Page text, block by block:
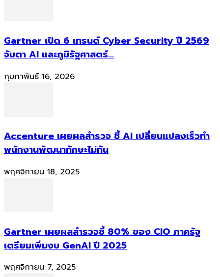
Gartner เปิด 6 เทรนด์ Cyber Security ปี 2569
จับตา AI และภูมิรัฐศาสตร์...
กุมภาพันธ์ 16, 2026
Accenture เผยผลสำรวจ ชี้ AI เปลี่ยนแปลงเร็วทำ
พนักงานพัฒนาทักษะไม่ทัน
พฤศจิกายน 18, 2025
Gartner เผยผลสำรวจชี้ 80% ของ CIO ภาครัฐ
เตรียมเพิ่มงบ GenAI ปี 2025
พฤศจิกายน 7, 2025